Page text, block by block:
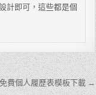
計即可，這些都是個
費個人履歷表模板下載 →